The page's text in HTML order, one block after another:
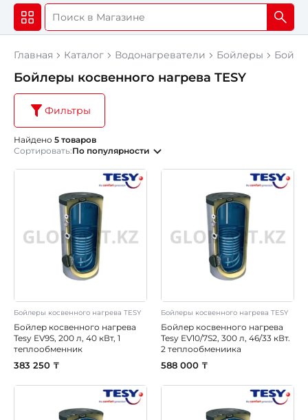
Главная Каталог Водонагреватели Бойлеры
Бойлеры косвенного нагрева TESY
Фильтры
Найдено 5 товаров
Сортировать:По популярности
Бойлеры косвенного нагрева TESY
Бойлер косвенного нагрева
Tesy EV9S, 200 л, 40 кВт, 1
теплообменник
383 250 ₸
Бойлеры косвенного нагрева TESY
Бойлер косвенного нагрева
Tesy EV10/7S2, 300 л, 46/33 кВт.
2 теплообмениика
588 000 ₸